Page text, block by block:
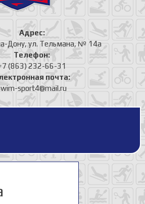
Адрес:
Дону, ул. Тельмана, № 14а
Телефон:
(863) 232-66-31
почта:
sport4@mail.ru